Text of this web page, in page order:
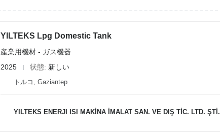
YILTEKS Lpg Domestic Tank
産業用機材 - ガス機器
2025
状態 新しい
トルコ, Gaziantep
YILTEKS ENERJI ISI MAKİNA İMALAT SAN. VE DIŞ TİC. LTD. ŞTİ.